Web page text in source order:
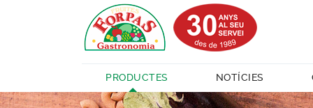
PRODUCTES NOTÍCIES